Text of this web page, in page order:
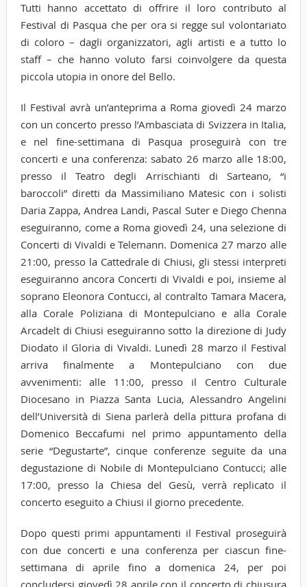
Tutti hanno accettato di offrire il loro contributo al
Festival di Pasqua che per ora si regge sul volontariato
di coloro – dagli organizzatori, agli artisti e a tutto lo
staff – che hanno voluto farsi coinvolgere da questa
piccola utopia in onore del Bello.
Il Festival avrà un’anteprima a Roma giovedì 24 marzo
con un concerto presso l’Ambasciata di Svizzera in Italia,
e nel fine-settimana di Pasqua proseguirà con tre
concerti e una conferenza: sabato 26 marzo alle 18:00,
presso il Teatro degli Arrischianti di Sarteano, “i
baroccoli” diretti da Massimiliano Matesic con i solisti
Daria Zappa, Andrea Landi, Pascal Suter e Diego Chenna
eseguiranno, come a Roma giovedì 24, una selezione di
Concerti di Vivaldi e Telemann. Domenica 27 marzo alle
21:00, presso la Cattedrale di Chiusi, gli stessi interpreti
eseguiranno ancora Concerti di Vivaldi e poi, insieme al
soprano Eleonora Contucci, al contralto Tamara Macera,
alla Corale Poliziana di Montepulciano e alla Corale
Arcadelt di Chiusi eseguiranno sotto la direzione di Judy
Diodato il Gloria di Vivaldi. Lunedì 28 marzo il Festival
arriva finalmente a Montepulciano con due
avvenimenti: alle 11:00, presso il Centro Culturale
Diocesano in Piazza Santa Lucia, Alessandro Angelini
dell’Università di Siena parlerà della pittura profana di
Domenico Beccafumi nel primo appuntamento della
serie “Degustarte”, cinque conferenze seguite da una
degustazione di Nobile di Montepulciano Contucci; alle
17:00, presso la Chiesa del Gesù, verrà replicato il
concerto eseguito a Chiusi il giorno precedente.
Dopo questi primi appuntamenti il Festival proseguirà
con due concerti e una conferenza per ciascun fine-
settimana di aprile fino a domenica 24, per poi